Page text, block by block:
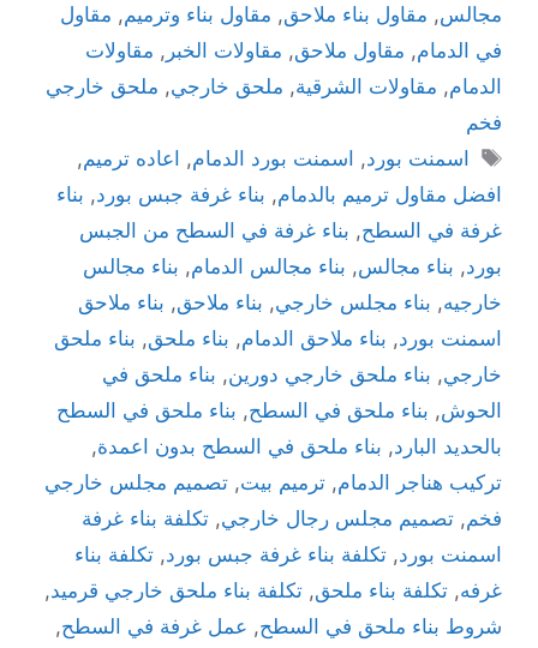
مجالس, مقاول بناء ملاحق, مقاول بناء وترميم, مقاول
في الدمام, مقاول ملاحق, مقاولات الخبر , مقاولات
الدمام, مقاولات الشرقية, ملحق خارجي, ملحق خارجي
فخم
اسمنت بورد, اسمنت بورد الدمام, اعاده ترميم,
افضل مقاول ترميم بالدمام, بناء غرفة جبس بورد, بناء
غرفة في السطح, بناء غرفة في السطح من الجبس
بورد, بناء مجالس, بناء مجالس الدمام, بناء مجالس
خارجيه, بناء مجلس خارجي, بناء ملاحق, بناء ملاحق
اسمنت بورد, بناء ملاحق الدمام, بناء ملحق, بناء ملحق
خارجي, بناء ملحق خارجي دورين, بناء ملحق في
الحوش, بناء ملحق في السطح, بناء ملحق في السطح
بالحديد البارد, بناء ملحق في السطح بدون اعمدة,
تركيب هناجر الدمام, ترميم بيت, تصميم مجلس خارجي
فخم, تصميم مجلس رجال خارجي, تكلفة بناء غرفة
اسمنت بورد, تكلفة بناء غرفة جبس بورد, تكلفة بناء
غرفه, تكلفة بناء ملحق, تكلفة بناء ملحق خارجي قرميد,
شروط بناء ملحق في السطح, عمل غرفة في السطح,